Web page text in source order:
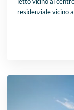
letto vicino al
residenziale vicino